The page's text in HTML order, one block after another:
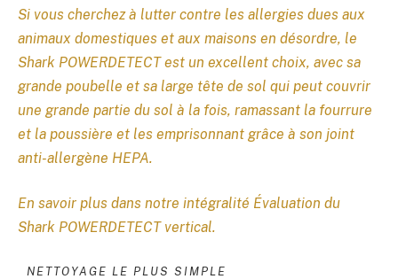
Si vous cherchez à lutter contre les allergies dues aux
animaux domestiques et aux maisons en désordre, le
Shark POWERDETECT est un excellent choix, avec sa
grande poubelle et sa large tête de sol qui peut couvrir
une grande partie du sol à la fois, ramassant la fourrure
et la poussière et les emprisonnant grâce à son joint
anti-allergène HEPA.
En savoir plus dans notre intégralité Évaluation du
Shark POWERDETECT vertical.
NETTOYAGE LE PLUS SIMPLE